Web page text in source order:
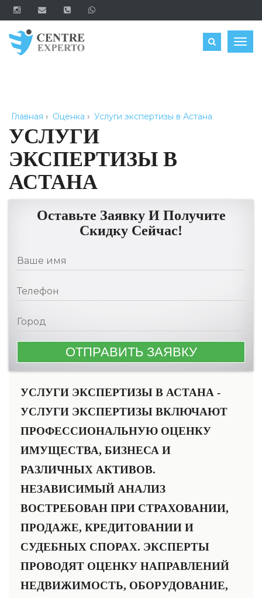
ЗАКАЗАТЬ
Главная › Оценка › Услуги экспертизы в Астана
УСЛУГИ
ЭКСПЕРТИЗЫ В
АСТАНА
Оставьте Заявку И Получите
Скидку Сейчас!
УСЛУГИ ЭКСПЕРТИЗЫ В АСТАНА -
УСЛУГИ ЭКСПЕРТИЗЫ ВКЛЮЧАЮТ
ПРОФЕССИОНАЛЬНУЮ ОЦЕНКУ
ИМУЩЕСТВА, БИЗНЕСА И
РАЗЛИЧНЫХ АКТИВОВ.
НЕЗАВИСИМЫЙ АНАЛИЗ
ВОСТРЕБОВАН ПРИ СТРАХОВАНИИ,
ПРОДАЖЕ, КРЕДИТОВАНИИ И
СУДЕБНЫХ СПОРАХ. ЭКСПЕРТЫ
ПРОВОДЯТ ОЦЕНКУ НАПРАВЛЕНИЙ
НЕДВИЖИМОСТЬ, ОБОРУДОВАНИЕ,